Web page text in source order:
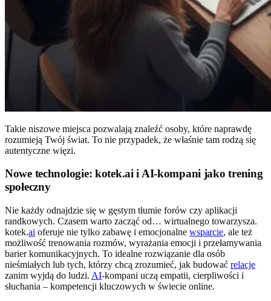
Takie niszowe miejsca pozwalają znaleźć osoby, które naprawdę
rozumieją Twój świat. To nie przypadek, że właśnie tam rodzą się
autentyczne więzi.
Nowe technologie: kotek.ai i AI-kompani jako trening
społeczny
Nie każdy odnajdzie się w gęstym tłumie forów czy aplikacji
randkowych. Czasem warto zacząć od… wirtualnego towarzysza.
kotek.ai oferuje nie tylko zabawę i emocjonalne wsparcie, ale też
możliwość trenowania rozmów, wyrażania emocji i przełamywania
barier komunikacyjnych. To idealne rozwiązanie dla osób
nieśmiałych lub tych, którzy chcą zrozumieć, jak budować relacje
zanim wyjdą do ludzi. AI-kompani uczą empatii, cierpliwości i
słuchania – kompetencji kluczowych w świecie online.